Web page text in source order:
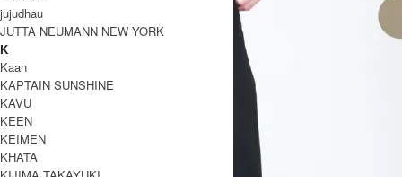
jujudhau
JUTTA NEUMANN NEW YORK
K
Kaan
KAPTAIN SUNSHINE
KAVU
KEEN
KEIMEN
KHATA